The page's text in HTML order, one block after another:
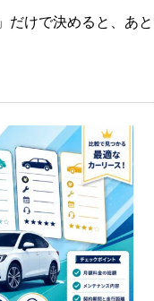
けで決めると、あ